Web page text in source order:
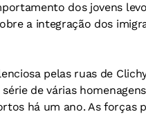
dos jovens
a integração dos
pelas ruas de
de várias
há um ano. As forças